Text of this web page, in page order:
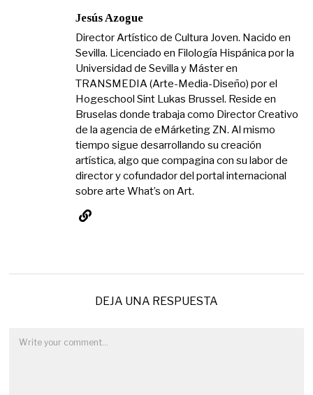
Jesús Azogue
Director Artístico de Cultura Joven. Nacido en
Sevilla. Licenciado en Filología Hispánica por la
Universidad de Sevilla y Máster en
TRANSMEDIA (Arte-Media-Diseño) por el
Hogeschool Sint Lukas Brussel. Reside en
Bruselas donde trabaja como Director Creativo
de la agencia de eMárketing ZN. Al mismo
tiempo sigue desarrollando su creación
artística, algo que compagina con su labor de
director y cofundador del portal internacional
sobre arte What’s on Art.
DEJA UNA RESPUESTA